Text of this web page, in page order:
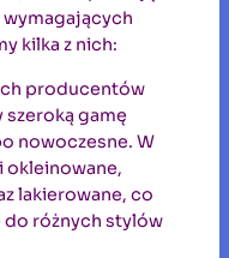
kilka z nich:
producentów
gamę
nowoczesne. W
okleinowane,
lakierowane, co
do różnych stylów